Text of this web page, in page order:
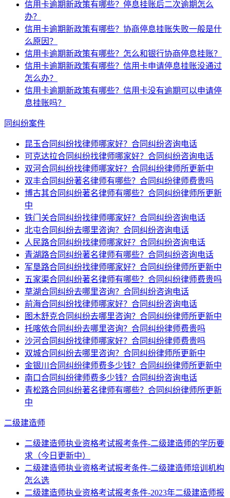
信用卡逾期新政策有哪些？停息挂账后二次逾期怎么
办？
信用卡逾期新政策有哪些？协商停息挂账失败一般是什
么原因？
信用卡逾期新政策有哪些？怎么和银行协商停息挂账？
信用卡逾期新政策有哪些？信用卡申请停息挂账没通过
怎么办？
信用卡逾期新政策有哪些？信用卡没有逾期可以申请停
息挂账吗？
同纠纷案件
昆玉合同纠纷找律师哪家好？合同纠纷咨询电话
可克达拉合同纠纷找律师哪家好？合同纠纷咨询电话
双河合同纠纷找律师哪家好？合同纠纷律师所更新中
双丰合同纠纷著名律师有哪些？合同纠纷律师费贵吗
博古其合同纠纷著名律师有哪些？合同纠纷律师所更新
中
铁门关合同纠纷找律师哪家好？合同纠纷咨询电话
北屯合同纠纷去哪里咨询？合同纠纷咨询电话
人民路合同纠纷找律师哪家好？合同纠纷咨询电话
青湖路合同纠纷著名律师有哪些？合同纠纷咨询电话
军垦路合同纠纷找律师哪家好？合同纠纷律师所更新中
五家渠合同纠纷著名律师有哪些？合同纠纷律师费贵吗
草湖合同纠纷去哪里咨询？合同纠纷咨询电话
前海合同纠纷找律师哪家好？合同纠纷咨询电话
图木舒克合同纠纷去哪里咨询？合同纠纷律师所更新中
托喀依合同纠纷去哪里咨询？合同纠纷律师费贵吗
沙河合同纠纷找律师哪家好？合同纠纷律师费贵吗
双城合同纠纷去哪里咨询？合同纠纷律师所更新中
金银川合同纠纷律师费多少钱？合同纠纷律师所更新中
南口合同纠纷律师费多少钱？合同纠纷咨询电话
青松路合同纠纷著名律师有哪些？合同纠纷律师所更新
中
二级建造师
二级建造师执业资格考试报考条件-二级建造师的学历要
求（今日更新中）
二级建造师执业资格考试报考条件-二级建造师培训机构
怎么选
二级建造师执业资格考试报考条件-2023年二级建造师报